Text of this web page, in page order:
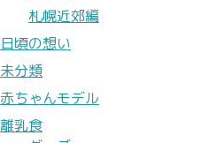
札幌近郊編
日頃の想い
未分類
赤ちゃんモデル
離乳食